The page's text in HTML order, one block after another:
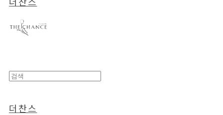
더찬스